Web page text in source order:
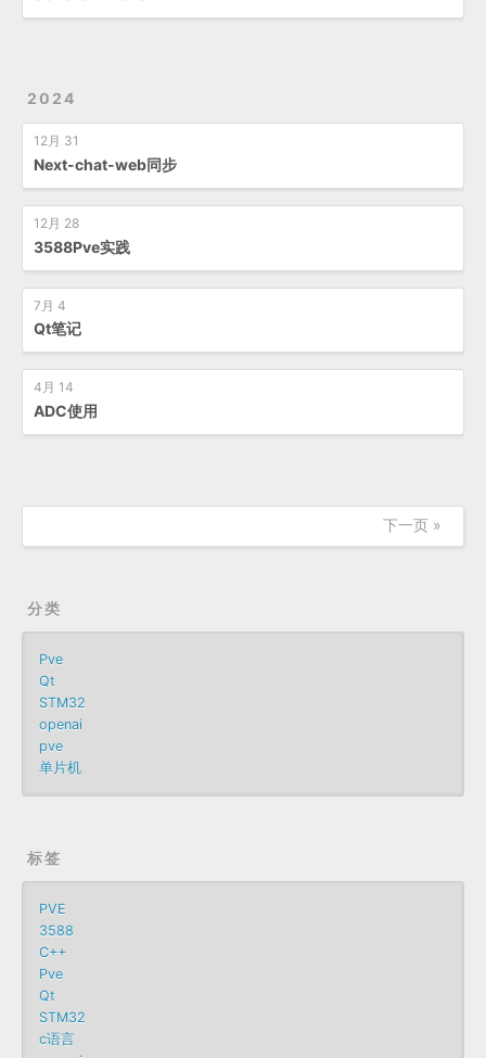
2024
12月 31
Next-chat-web同步
12月 28
3588Pve实践
7月 4
Qt笔记
4月 14
ADC使用
下一页 »
分类
Pve
Qt
STM32
openai
pve
单片机
标签
PVE
3588
C++
Pve
Qt
STM32
c语言